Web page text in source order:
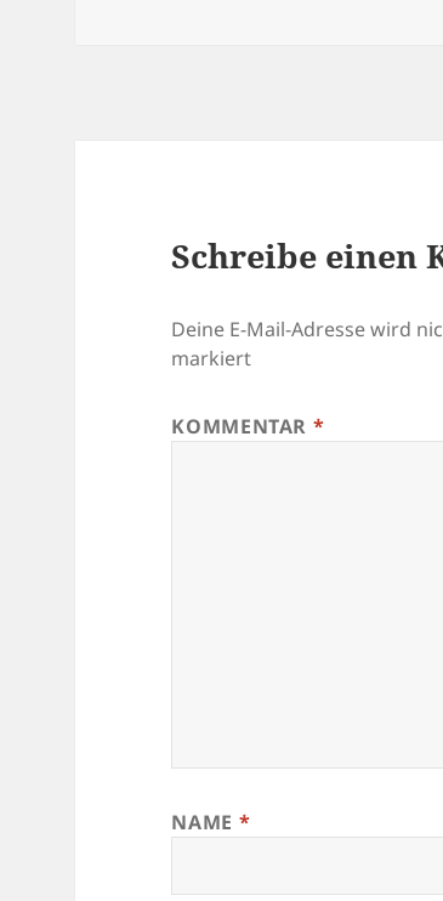
Schreibe einen
Deine E-Mail-Adresse wird
markiert
KOMMENTAR *
NAME *